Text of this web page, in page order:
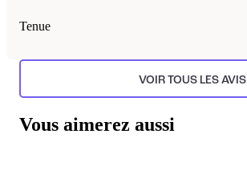
Tenue
VOIR TOUS LES AVIS
Vous aimerez aussi